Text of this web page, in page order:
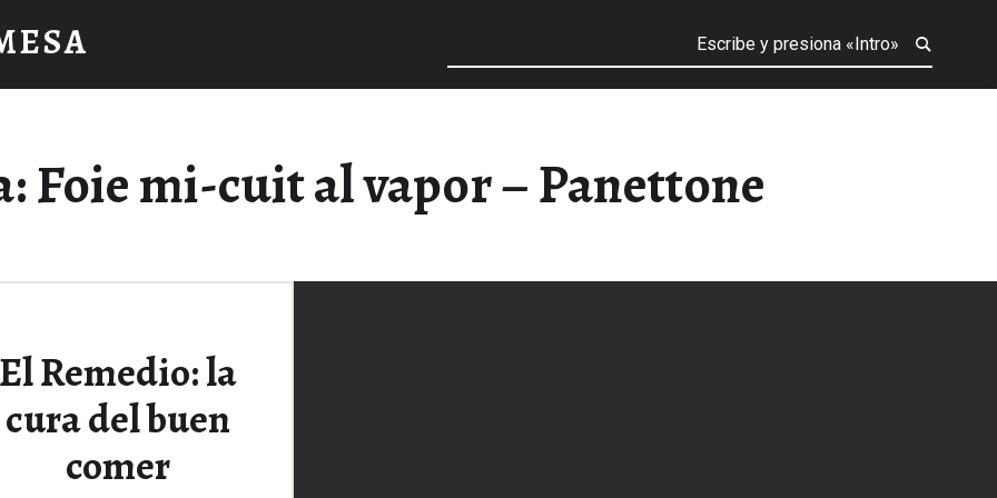
Foie mi-cuit al vapor – Panettone
El Remedio: la
cura del buen
comer